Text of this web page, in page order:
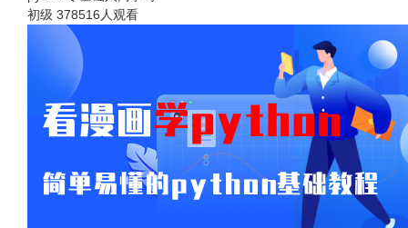
初级 378516人观看